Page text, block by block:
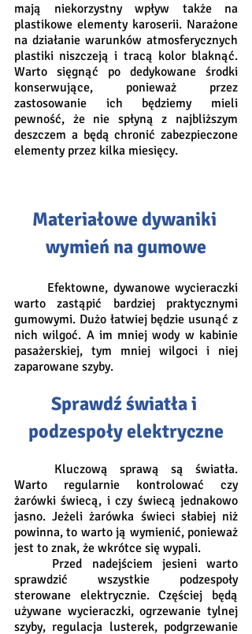
mają niekorzystny wpływ także na
plastikowe elementy karoserii. Narażone
na działanie warunków atmosferycznych
plastiki niszczeją i tracą kolor blaknąć.
Warto sięgnąć po dedykowane środki
konserwujące, ponieważ przez
zastosowanie ich będziemy mieli
pewność, że nie spłyną z najbliższym
deszczem a będą chronić zabezpieczone
elementy przez kilka miesięcy.
Materiałowe dywaniki
wymień na gumowe
warto zastąpić bardziej praktycznymi
gumowymi. Dużo łatwiej będzie usunąć z
nich wilgoć. A im mniej wody w kabinie
pasażerskiej, tym mniej wilgoci i niej
zaparowane szyby.
Sprawdź światła i
podzespoły elektryczne
Kluczową sprawą są światła.
Warto regularnie kontrolować czy
żarówki świecą, i czy świecą jednakowo
jasno. Jeżeli żarówka świeci słabiej niż
powinna, to warto ją wymienić, ponieważ
jest to znak, że wkrótce się wypali.
sprawdzić wszystkie podzespoły
sterowane elektrycznie. Częściej będą
używane wycieraczki, ogrzewanie tylnej
szyby, regulacja lusterek, podgrzewanie